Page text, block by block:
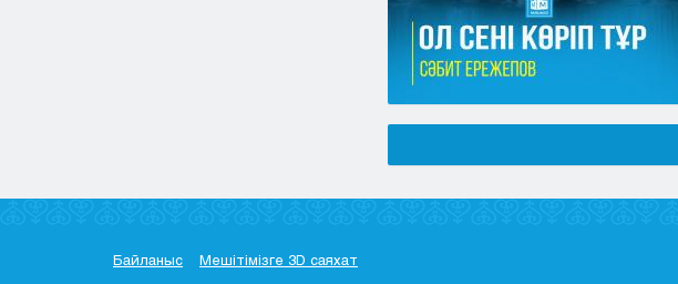
Байланыс Мешітімізге 3D саяхат